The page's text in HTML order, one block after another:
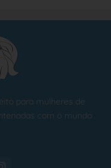
para mulheres de
com o mundo